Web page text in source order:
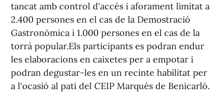
tancat amb control d'accés i aforament limitat a
2.400 persones en el cas de la Demostració
Gastronòmica i 1.000 persones en el cas de la
torrà popular.Els participants es podran endur
les elaboracions en caixetes per a empotar i
podran degustar-les en un recinte habilitat per
a l'ocasió al pati del CEIP Marqués de Benicarló.